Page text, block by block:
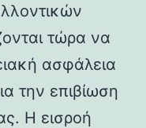
τώρα να
ασφάλεια
την επιβίωση
Η εισροή